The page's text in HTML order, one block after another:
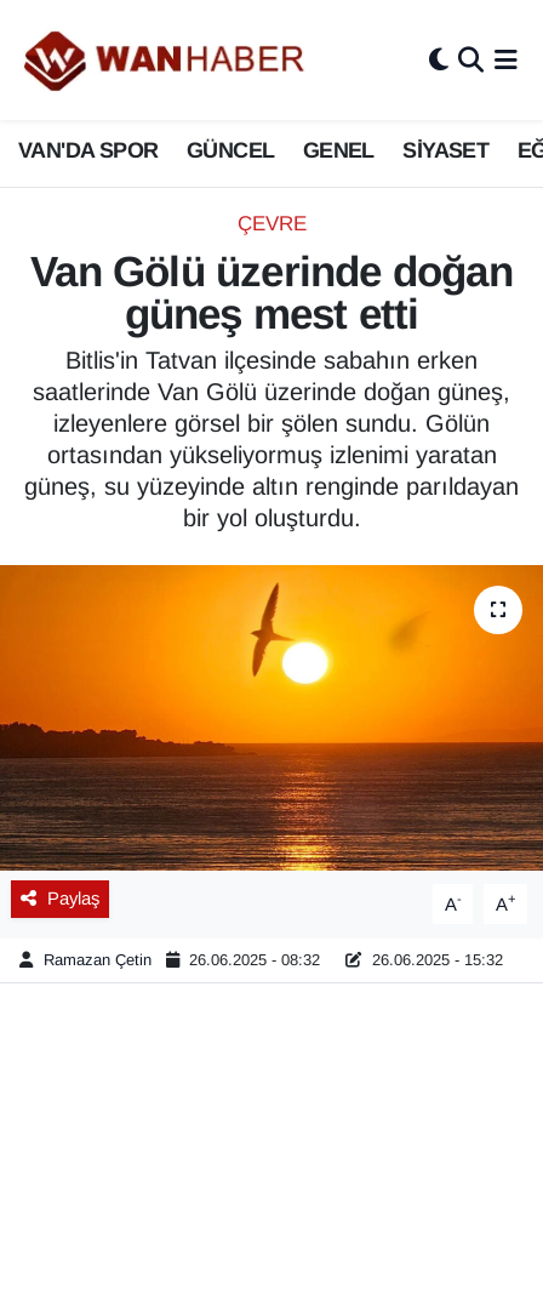
VAN'DA SPOR GÜNCEL GENEL SİYASET
ÇEVRE
Van Gölü üzerinde doğan
güneş mest etti
Bitlis'in Tatvan ilçesinde sabahın erken
saatlerinde Van Gölü üzerinde doğan güneş,
izleyenlere görsel bir şölen sundu. Gölün
ortasından yükseliyormuş izlenimi yaratan
güneş, su yüzeyinde altın renginde parıldayan
bir yol oluşturdu.
Paylaş A- A+
Ramazan Çetin 26.06.2025 - 08:32 26.06.2025 - 15:32
3.SAYFA
ASAYİŞ
BİLİM VE TEKNOLOJİ
Biyografi
Bölge Haberleri
ÇEVRE
Deprem
Dernekler, Odalar
EKONOMİ
Eleman
Emlak
En çok konuşulanlar
Van Nöbetçi Eczaneler
Van Hava Durumu
Van Namaz Vakitleri
Van Trafik Yoğunluk Haritası
Süper Lig Puan Durumu ve Fikstür
Tüm Manşetler
Son Dakika Haberleri